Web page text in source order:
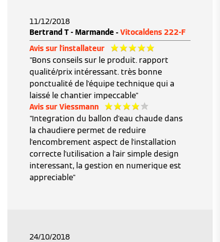
11/12/2018
Bertrand T - Marmande - Vitocaldens 222-F
Avis sur l'installateur
"Bons conseils sur le produit. rapport
qualité/prix intéressant. très bonne
ponctualité de l'équipe technique qui a
laissé le chantier impeccable"
Avis sur Viessmann
"Integration du ballon d'eau chaude dans
la chaudiere permet de reduire
l'encombrement aspect de l'installation
correcte l'utilisation a l'air simple design
interessant, la gestion en numerique est
appreciable"
24/10/2018